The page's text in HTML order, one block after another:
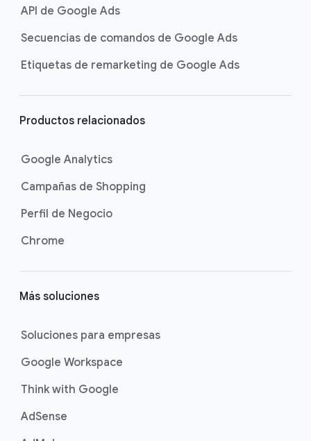
API de Google Ads
Secuencias de comandos de Google Ads
Etiquetas de remarketing de Google Ads
Productos relacionados
Google Analytics
Campañas de Shopping
Perfil de Negocio
Chrome
Más soluciones
Soluciones para empresas
Google Workspace
Think with Google
AdSense